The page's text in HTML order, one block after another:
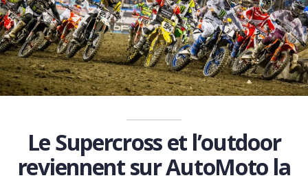
Le Supercross et l’outdoor
reviennent sur AutoMoto la